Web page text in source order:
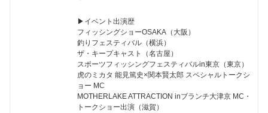
▶︎イベント出演歴
フィッシングショーOSAKA（大阪）
釣りフェスティバル（横浜）
ザ・キープキャスト（名古屋）
スポーツフィッシングフェスティバルin東京（東京）
虎のミカタ 能見篤史×関本賢太郎 スペシャルトークシ
ョー MC
MOTHERLAKE ATTRACTION inブランチ大津京 MC・
トークショー出演（滋賀）